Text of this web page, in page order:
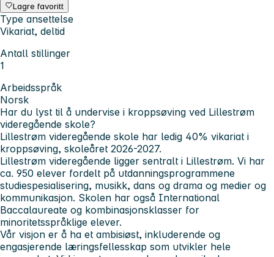
Lagre favoritt
Type ansettelse
Vikariat, deltid
Antall stillinger
1
Arbeidsspråk
Norsk
Har du lyst til å undervise i kroppsøving ved Lillestrøm
videregående skole?
Lillestrøm videregående skole har ledig 40% vikariat i
kroppsøving, skoleåret 2026-2027.
Lillestrøm videregående ligger sentralt i Lillestrøm. Vi har
ca. 950 elever fordelt på utdanningsprogrammene
studiespesialisering, musikk, dans og drama og medier og
kommunikasjon. Skolen har også International
Baccalaureate og kombinasjonsklasser for
minoritetsspråklige elever.
Vår visjon er å ha et ambisiøst, inkluderende og
engasjerende læringsfellesskap som utvikler hele